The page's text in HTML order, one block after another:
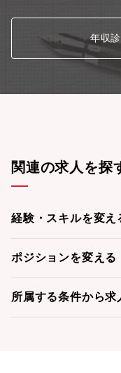
年収
関連の求人を探
経験・スキルを変え
ポジションを変える
所属する条件から求